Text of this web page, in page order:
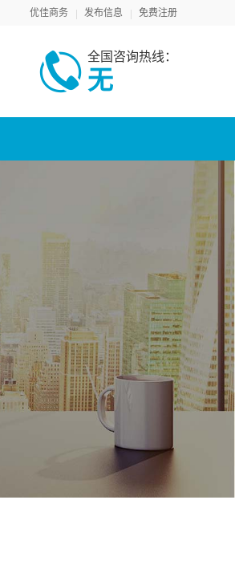
优佳商务 发布信息 免费注册
全国咨询热线：
无